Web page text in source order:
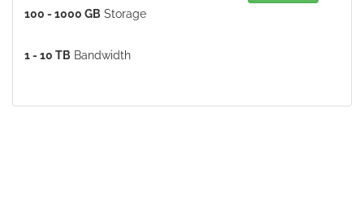
100 - 1000 GB Storage
1 - 10 TB Bandwidth